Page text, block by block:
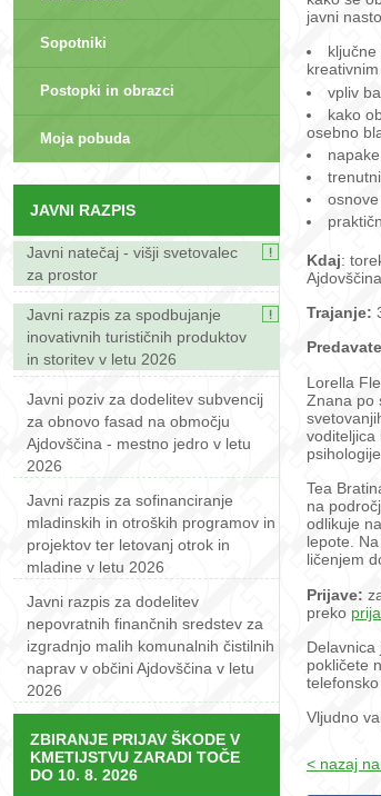
Sopotniki
Postopki in obrazci
Moja pobuda
JAVNI RAZPIS
Javni natečaj - višji svetovalec
za prostor
Javni razpis za spodbujanje
inovativnih turističnih produktov
in storitev v letu 2026
Javni poziv za dodelitev subvencij
za obnovo fasad na območju
Ajdovščina - mestno jedro v letu
2026
Javni razpis za sofinanciranje
mladinskih in otroških programov in
projektov ter letovanj otrok in
mladine v letu 2026
Javni razpis za dodelitev
nepovratnih finančnih sredstev za
izgradnjo malih komunalnih čistilnih
naprav v občini Ajdovščina v letu
2026
ZBIRANJE PRIJAV ŠKODE V
KMETIJSTVU ZARADI TOČE
DO 10. 8. 2026
javni
vpliv
kako
osebno
Kdaj:
Trajanje:
Lorella
Znana po
voditeljica
Tea
na
odlikuje
lepote.
ličenjem
Prijave:
preko
pokličete
Vljudno
< nazaj